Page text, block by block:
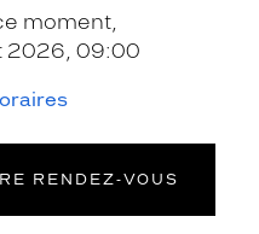
moment,
2026, 09:00
RENDEZ‑VOUS